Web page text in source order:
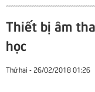
Thiết bị âm
học
Thứ hai - 26/02/2018 01:26